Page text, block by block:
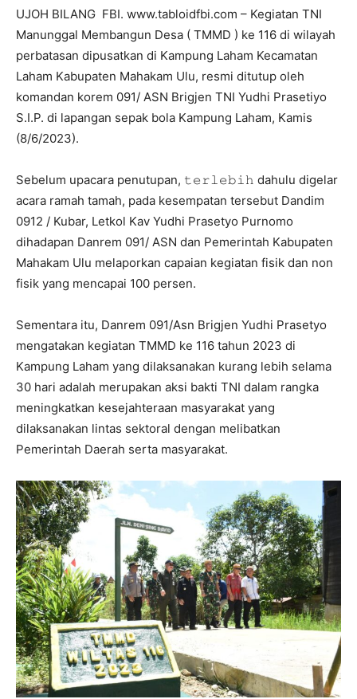
UJOH BILANG FBI. www.tabloidfbi.com – Kegiatan TNI
Manunggal Membangun Desa ( TMMD ) ke 116 di wilayah
perbatasan dipusatkan di Kampung Laham Kecamatan
Laham Kabupaten Mahakam Ulu, resmi ditutup oleh
komandan korem 091/ ASN Brigjen TNI Yudhi Prasetiyo
S.I.P. di lapangan sepak bola Kampung Laham, Kamis
(8/6/2023).
Sebelum upacara penutupan, 𝚝𝚎𝚛𝚕𝚎𝚋𝚒𝚑 dahulu digelar
acara ramah tamah, pada kesempatan tersebut Dandim
0912 / Kubar, Letkol Kav Yudhi Prasetyo Purnomo
dihadapan Danrem 091/ ASN dan Pemerintah Kabupaten
Mahakam Ulu melaporkan capaian kegiatan fisik dan non
fisik yang mencapai 100 persen.
Sementara itu, Danrem 091/Asn Brigjen Yudhi Prasetyo
mengatakan kegiatan TMMD ke 116 tahun 2023 di
Kampung Laham yang dilaksanakan kurang lebih selama
30 hari adalah merupakan aksi bakti TNI dalam rangka
meningkatkan kesejahteraan masyarakat yang
dilaksanakan lintas sektoral dengan melibatkan
Pemerintah Daerah serta masyarakat.